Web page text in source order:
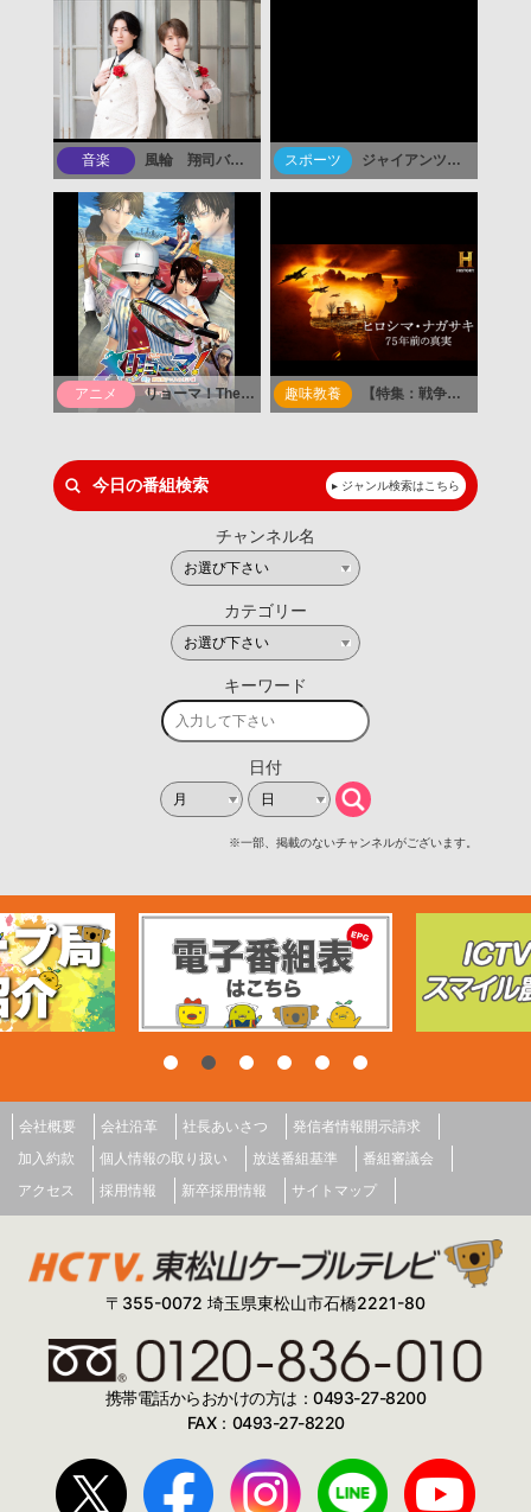
会社概要 会社沿革 社長あいさつ
発信者情報開示請求
加入約款
個人情報の取り扱い 放送番組基準
番組審議会
アクセス
採用情報 新卒採用情報 サイトマップ
〒355-0072 埼玉県東松山市石橋2221-80
携帯電話からおかけの方は：0493-27-8200
FAX：0493-27-8220